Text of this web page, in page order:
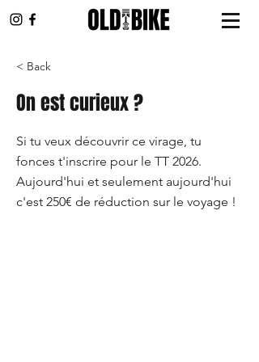
< Back
On est curieux ?
Si tu veux découvrir ce virage, tu
fonces t'inscrire pour le TT 2026.
Aujourd'hui et seulement aujourd'hui
c'est 250€ de réduction sur le voyage !